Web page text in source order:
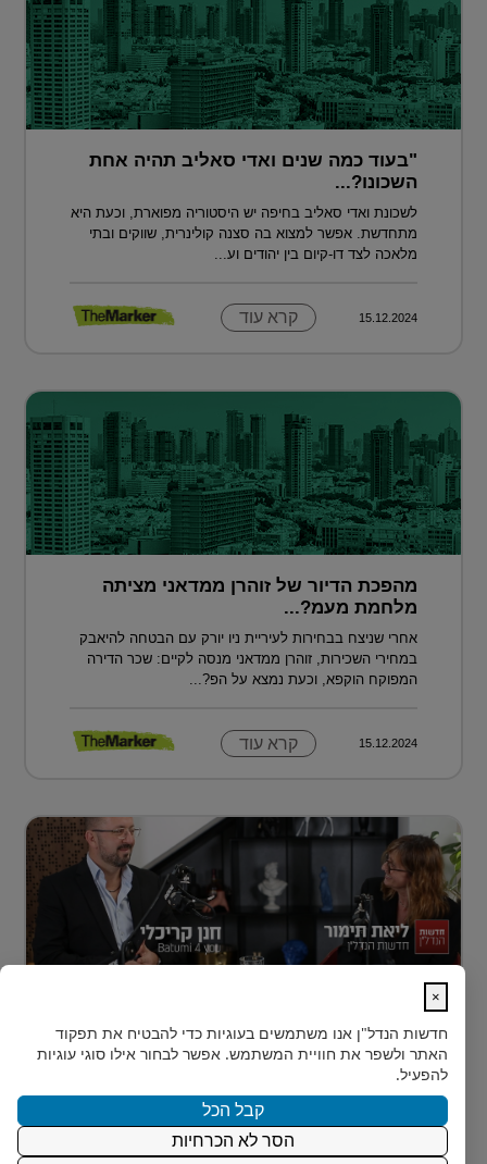
"בעוד כמה שנים ואדי סאליב תהיה אחת
השכונו?...
לשכונת ואדי סאליב בחיפה יש היסטוריה מפוארת, וכעת היא
מתחדשת. אפשר למצוא בה סצנה קולינרית, שווקים ובתי
מלאכה לצד דו-קיום בין יהודים וע...
15.12.2024 קרא עוד
מהפכת הדיור של זוהרן ממדאני מציתה
מלחמת מעמ?...
אחרי שניצח בבחירות לעיריית ניו יורק עם הבטחה להיאבק
במחירי השכירות, זוהרן ממדאני מנסה לקיים: שכר הדירה
המפוקח הוקפא, וכעת נמצא על הפ?...
15.12.2024 קרא עוד
הראשון?
רבים מאיתנו הישראלים חולמים על השקעת נדל״ן – אבל
נתקעים בשלב הראשון.
15.12.2024 קרא עוד
×
חדשות הנדל"ן אנו משתמשים בעוגיות כדי להבטיח את תפקוד
האתר ולשפר את חוויית המשתמש. אפשר לבחור אילו סוגי עוגיות
להפעיל.
קבל הכל
הסר לא הכרחיות